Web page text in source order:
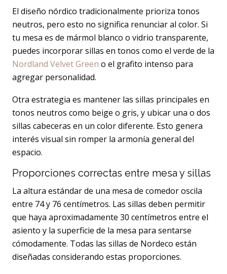
El diseño nórdico tradicionalmente prioriza tonos
neutros, pero esto no significa renunciar al color. Si
tu mesa es de mármol blanco o vidrio transparente,
puedes incorporar sillas en tonos como el verde de la
Nordland Velvet Green o el grafito intenso para
agregar personalidad.
Otra estrategia es mantener las sillas principales en
tonos neutros como beige o gris, y ubicar una o dos
sillas cabeceras en un color diferente. Esto genera
interés visual sin romper la armonía general del
espacio.
Proporciones correctas entre mesa y sillas
La altura estándar de una mesa de comedor oscila
entre 74 y 76 centímetros. Las sillas deben permitir
que haya aproximadamente 30 centímetros entre el
asiento y la superficie de la mesa para sentarse
cómodamente. Todas las sillas de Nordeco están
diseñadas considerando estas proporciones.